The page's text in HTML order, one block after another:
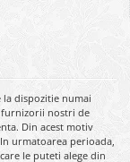
dispozitie numai
furnizorii nostri de
Din acest motiv
urmatoarea perioada,
le puteti alege din